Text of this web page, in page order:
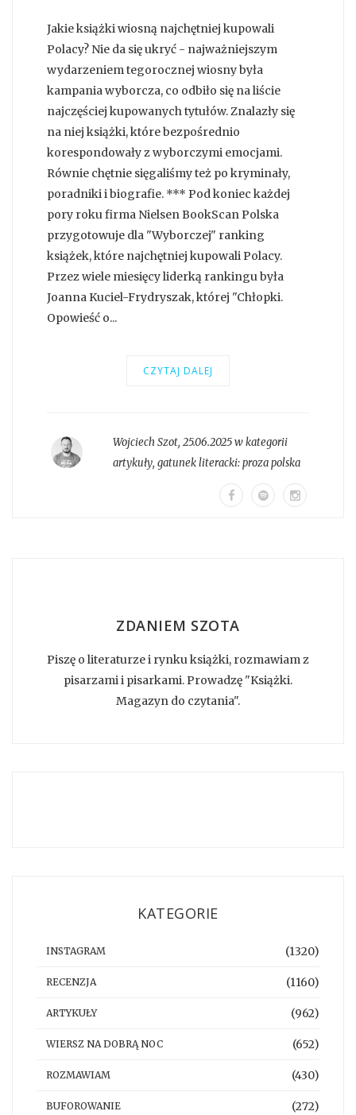
Jakie książki wiosną najchętniej kupowali
Polacy? Nie da się ukryć - najważniejszym
wydarzeniem tegorocznej wiosny była
kampania wyborcza, co odbiło się na liście
najczęściej kupowanych tytułów. Znalazły się
na niej książki, które bezpośrednio
korespondowały z wyborczymi emocjami.
Równie chętnie sięgaliśmy też po kryminały,
poradniki i biografie. *** Pod koniec każdej
pory roku firma Nielsen BookScan Polska
przygotowuje dla "Wyborczej" ranking
książek, które najchętniej kupowali Polacy.
Przez wiele miesięcy liderką rankingu była
Joanna Kuciel-Frydryszak, której "Chłopki.
Opowieść o...
CZYTAJ DALEJ
Wojciech Szot, 25.06.2025 w kategorii
artykuły, gatunek literacki:proza polska
ZDANIEM SZOTA
Piszę o literaturze i rynku książki, rozmawiam z
pisarzami i pisarkami. Prowadzę "Książki.
Magazyn do czytania".
KATEGORIE
INSTAGRAM (1320)
RECENZJA (1160)
ARTYKUŁY (962)
WIERSZ NA DOBRĄ NOC (652)
ROZMAWIAM (430)
BUFOROWANIE (272)